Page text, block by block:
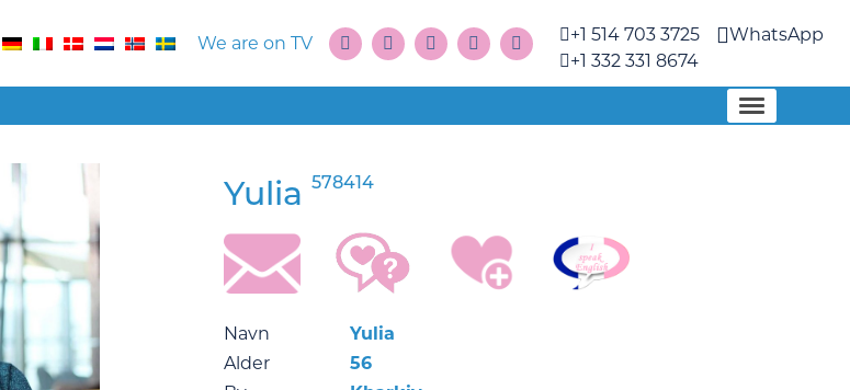
We are on TV
+1 514 703 3725
+1 332 331 8674
WhatsApp
Yulia 578414
Navn
Yulia
Alder
56